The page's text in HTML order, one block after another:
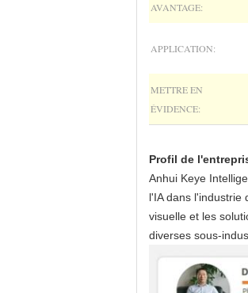
AVANTAGE:
APPLICATION:
METTRE EN
ÉVIDENCE:
Profil de
Anhui Keye
l'IA dans l'industrie
visuelle et les
diverses sous-